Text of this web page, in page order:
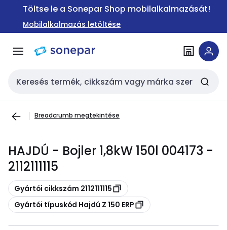
Ugrás a
Ugrás a
tartalomra
Töltse le a Sonepar Shop mobilalkalmazását!
Mobilalkalmazás letöltése
Keresési bemenet
Breadcrumb megtekintése
HAJDÚ - Bojler 1,8kW 150l 004173 -
2112111115
Másolás
Gyártói cikkszám 2112111115
Másolás
Gyártói típuskód Hajdú Z 150 ERP